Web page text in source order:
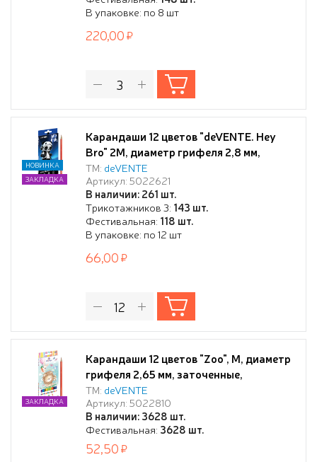
В упаковке: по 8 шт
220,00
Карандаши 12 цветов "deVENTE. Hey
Bro" 2М, диаметр грифеля 2,8 мм,
шестигранные, в картонной коробке
ТМ: deVENTE
Артикул: 5022621
В наличии: 261 шт.
Трикотажников 3: 143 шт.
Фестивальная: 118 шт.
В упаковке: по 12 шт
НОВИНКА
ЗАКЛАДКА
66,00
Карандаши 12 цветов "Zoo", М, диаметр
грифеля 2,65 мм, заточенные,
шестигранные, в картонной коробке с
европодвесом, длина 175мм
ТМ: deVENTE
Артикул: 5022810
В наличии: 3628 шт.
Фестивальная: 3628 шт.
ЗАКЛАДКА
52,50